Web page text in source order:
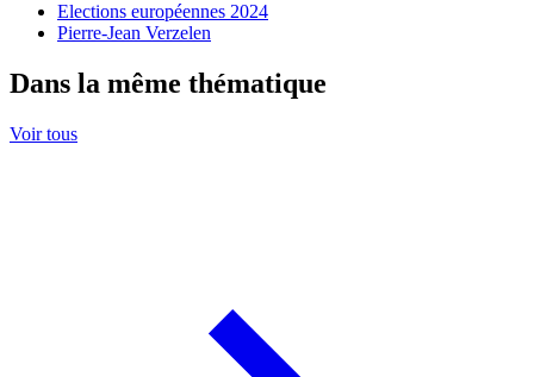
Elections européennes 2024
Pierre-Jean Verzelen
Dans la même thématique
Voir tous